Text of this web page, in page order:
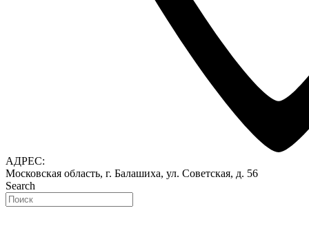
АДРЕС:
Московская область, г. Балашиха, ул. Советская, д. 56
Search